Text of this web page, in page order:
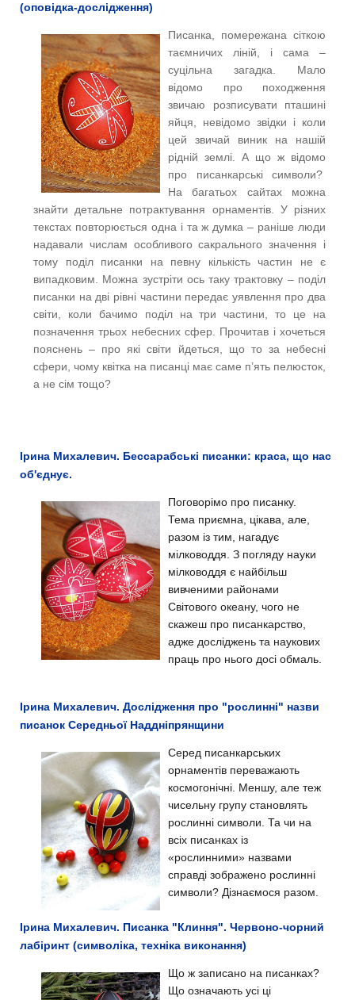
(оповідка-дослідження)
Писанка, помережана сіткою
таємничих ліній, і сама –
суцільна загадка. Мало
відомо про походження
звичаю розписувати пташині
яйця, невідомо звідки і коли
цей звичай виник на нашій
рідній землі. А що ж відомо
про писанкарські символи?
На багатьох сайтах можна
знайти детальне потрактування орнаментів. У різних
текстах повторюється одна і та ж думка – раніше люди
надавали числам особливого сакрального значення і
тому поділ писанки на певну кількість частин не є
випадковим. Можна зустріти ось таку трактовку – поділ
писанки на дві рівні частини передає уявлення про два
світи, коли бачимо поділ на три частини, то це на
позначення трьох небесних сфер. Прочитав і хочеться
пояснень – про які світи йдеться, що то за небесні
сфери, чому квітка на писанці має саме п’ять пелюсток,
а не сім тощо?
Ірина Михалевич. Бессарабські писанки: краса, що нас
об'єднує.
Поговорімо про писанку.
Тема приємна, цікава, але,
разом із тим, нагадує
мілководдя. З погляду науки
мілководдя є найбільш
вивченими районами
Світового океану, чого не
скажеш про писанкарство,
адже досліджень та наукових
праць про нього досі обмаль.
Ірина Михалевич. Дослідження про "рослинні" назви
писанок Середньої Наддніпрянщини
Серед писанкарських
орнаментів переважають
космогонічні. Меншу, але теж
чисельну групу становлять
рослинні символи. Та чи на
всіх писанках із
«рослинними» назвами
справді зображено рослинні
символи? Дізнаємося разом.
Ірина Михалевич. Писанка "Клиння". Червоно-чорний
лабіринт (символіка, техніка виконання)
Що ж записано на писанках?
Що означають усі ці